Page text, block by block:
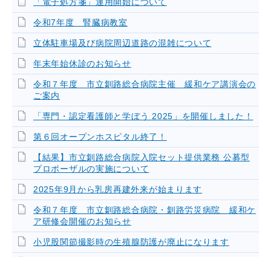
令和7年度 腎臓病教室
立体駐車場及び病院周辺道路の混雑について
年末年始休診のお知らせ
令和７年度 市立釧路総合病院主催 緩和ケア講演会の
ご案内
「専門・認定看護師と学ぼう 2025」を開催しました！
第６回オープンホスピタル終了！
【結果】市立釧路総合病院入院セット提供業務 公募型
プロポーザルの実施について
2025年9月から乳房再建外来が始まります
令和７年度 市立釧路総合病院・釧路労災病院 緩和ケ
ア研修会開催のお知らせ
小児股関節撮影時の生殖腺防護が廃止になります